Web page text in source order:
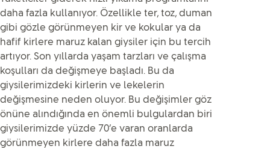
daha fazla kullanıyor. Özellikle ter, toz, duman
gibi gözle görünmeyen kir ve kokular ya da
hafif kirlere maruz kalan giysiler için bu tercih
artıyor. Son yıllarda yaşam tarzları ve çalışma
koşulları da değişmeye başladı. Bu da
giysilerimizdeki kirlerin ve lekelerin
değişmesine neden oluyor. Bu değişimler göz
önüne alındığında en önemli bulgulardan biri
giysilerimizde yüzde 70’e varan oranlarda
görünmeyen kirlere daha fazla maruz